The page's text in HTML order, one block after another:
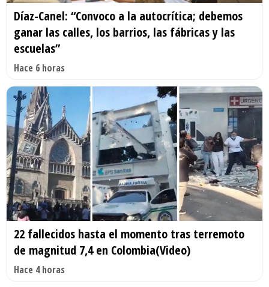
Díaz-Canel: “Convoco a la autocrítica; debemos
ganar las calles, los barrios, las fábricas y las
escuelas”
Hace 6 horas
22 fallecidos hasta el momento tras terremoto
de magnitud 7,4 en Colombia(Video)
Hace 4 horas